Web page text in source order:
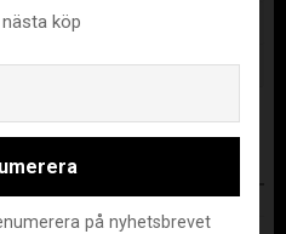
Evosport AB
AB
köp
på nyhetsbrevet